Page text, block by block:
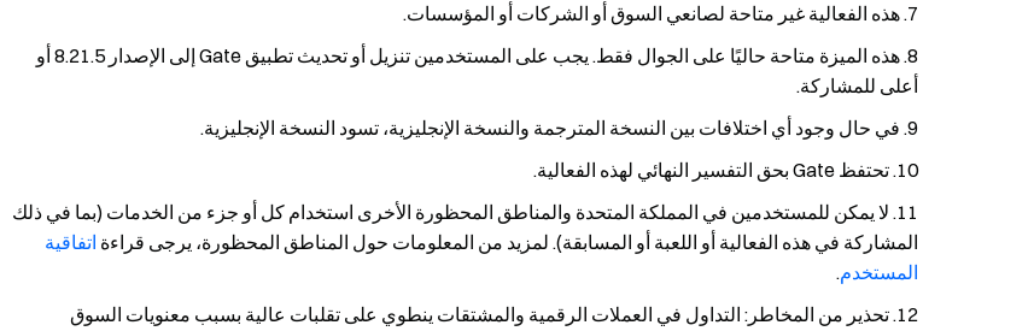
هذه الفعالية غير متاحة لصانعي السوق أو الشركات أو المؤسسات.
هذه الميزة متاحة حاليًا على الجوال فقط. يجب على المستخدمين تنزيل أو تحديث تطبيق Gate إلى الإصدار 8.21.5 أو
أعلى للمشاركة.
في حال وجود أي اختلافات بين النسخة المترجمة والنسخة الإنجليزية، تسود النسخة الإنجليزية.
تحتفظ Gate بحق التفسير النهائي لهذه الفعالية.
لا يمكن للمستخدمين في المملكة المتحدة والمناطق المحظورة الأخرى استخدام كل أو جزء من الخدمات (بما في ذلك
المشاركة في هذه الفعالية أو اللعبة أو المسابقة). لمزيد من المعلومات حول المناطق المحظورة، يرجى قراءة اتفاقية
المستخدم.
تحذير من المخاطر: التداول في العملات الرقمية والمشتقات ينطوي على تقلبات عالية بسبب معنويات السوق